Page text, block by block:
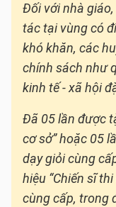
Đối với nhà
tác tại vùng có
khó khăn, các
chính sách như
kinh tế - xã hội
Đã 05 lần được
cơ sở” hoặc 05
dạy giỏi cùng
hiệu “Chiến sĩ
cùng cấp, trong